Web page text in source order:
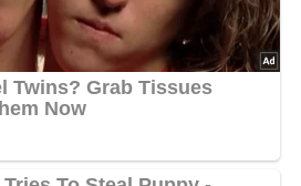
Mehl und die mit Zucker
Eier und Eigelb zufügen, die
reiben, den Weinbrand und Salz
zu einem festen Teig
die zerlassene Butter dazugießen,
das Fett aufgesaugt hat. Den
Für die Fülle den Quark